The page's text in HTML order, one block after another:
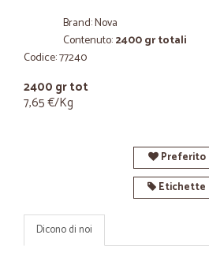
Brand: Nova
Contenuto:2400 gr totali
Codice: 77240
2400 gr tot
7,65 €/Kg
Preferito
Etichette
Dicono di noi